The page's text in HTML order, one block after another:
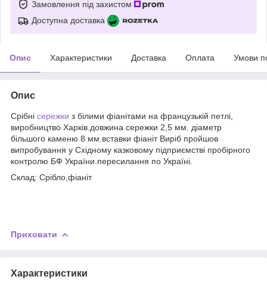
Замовлення під захистом
Доступна доставка
Опис Характеристики Доставка Оплата Умови
Опис
Срібні сережки з білими фіанітами на французькій петлі,
виробництво Харків.довжина сережки 2,5 мм. діаметр
більшого каменю 8 мм.вставки фіаніт Виріб пройшов
випробування у Східному казковому підприємстві пробірного
контролю БФ України.пересилання по Україні.
Склад: Срібло,фіаніт
Приховати
Характеристики